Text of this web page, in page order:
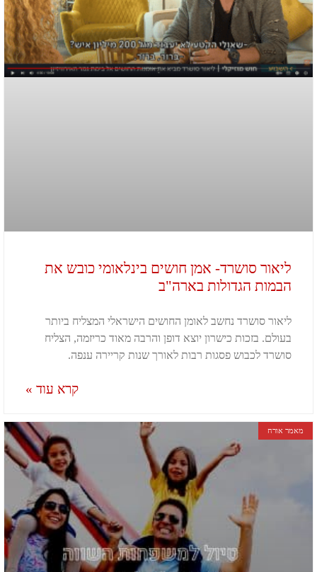
ליאור סושרד- אמן חושים בינלאומי כובש את
הבמות הגדולות בארה"ב
ליאור סושרד נחשב לאומן החושים הישראלי המצליח ביותר
בעולם. בזכות כישרון יוצא דופן והרבה מאוד כריזמה, הצליח
סושרד לכבוש פסגות רבות לאורך שנות קריירה ענפה.
קרא עוד »
מאמר אורח